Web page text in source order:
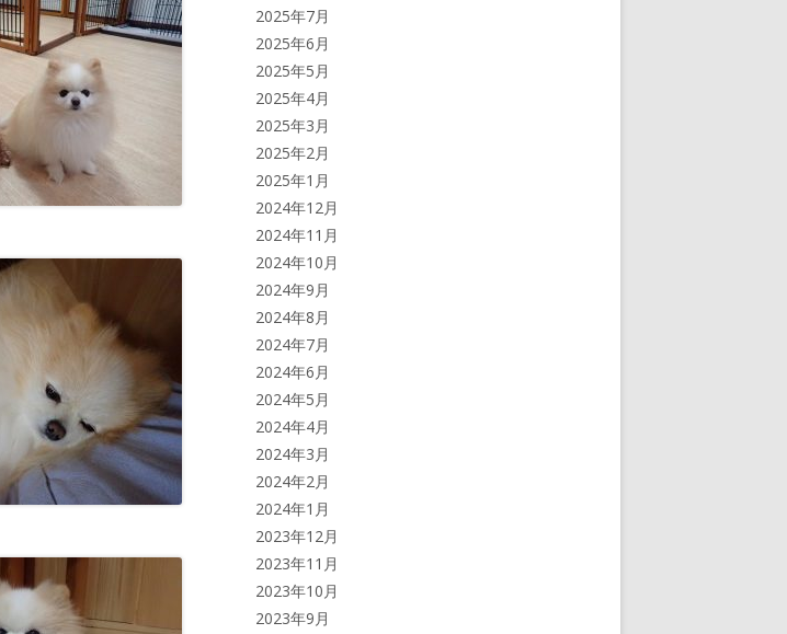
2025年7月
2025年6月
2025年5月
2025年4月
2025年3月
2025年2月
2025年1月
2024年12月
2024年11月
2024年10月
2024年9月
2024年8月
2024年7月
2024年6月
2024年5月
2024年4月
2024年3月
2024年2月
2024年1月
2023年12月
2023年11月
2023年10月
2023年9月